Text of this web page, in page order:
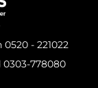
- 221022
778080